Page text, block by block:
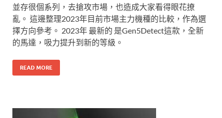
並存很個系列，去搶攻市場，也造成大家看得眼花撩
亂。 這邊整理2023年目前市場主力機種的比較，作為選
擇方向參考。 2023年 最新的 是Gen5Detect這款，全新
的馬達，吸力提升到新的等級。
READ MORE